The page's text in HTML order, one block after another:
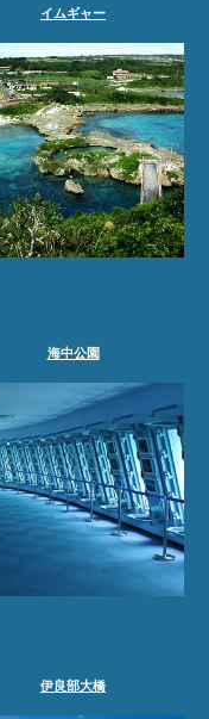
イムギャー
海中公園
伊良部大橋